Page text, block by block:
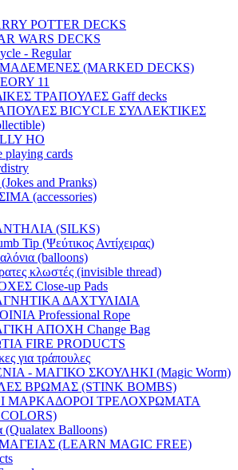
POTTER DECKS
WARS DECKS
- Regular
(MARKED DECKS)
11
ΤΡΑΠΟΥΛΕΣ Gaff decks
BICYCLE ΣΥΛΛΕΚΤΙΚΕΣ
HO
playing cards
and Pranks)
(accessories)
(SILKS)
Tip (Ψεύτικος Αντίχειρας)
(balloons)
κλωστές (invisible thread)
Close-up Pads
ΔΑΧΤΥΛΙΔΙΑ
Professional Rope
ΑΠΟΧΗ Change Bag
FIRE PRODUCTS
για τράπουλες
- ΜΑΓΙΚΟ ΣΚΟΥΛΗΚΙ (Magic Worm)
ΒΡΩΜΑΣ (STINK BOMBS)
ΜΑΡΚΑΔΟΡΟΙ ΤΡΕΛΟΧΡΩΜΑΤΑ
(Qualatex Balloons)
(LEARN MAGIC FREE)